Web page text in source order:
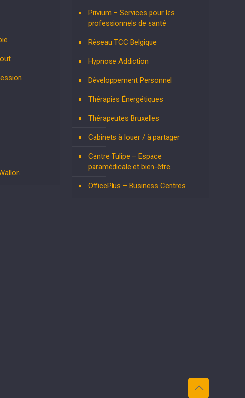
Privium – Services pour les
professionnels de santé
Réseau TCC Belgique
Hypnose Addiction
Développement Personnel
Thérapies Énergétiques
Thérapeutes Bruxelles
Cabinets à louer / à partager
Centre Tulipe – Espace
paramédicale et bien-être.
OfficePlus – Business Centres